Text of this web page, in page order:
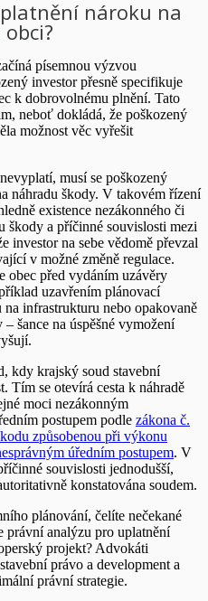
nároku na
písemnou výzvou
investor přesně specifikuje
k dobrovolnému plnění. Tato
neboť dokládá, že poškozený
možnost věc vyřešit
musí se poškozený
náhradu škody. V takovém řízení
existence nezákonného či
škody a příčinné souvislosti mezi
investor na sebe vědomě převzal
v možné změně regulace.
obec před vydáním uzávěry
uzavřením plánovací
infrastrukturu nebo opakovaně
šance na úspěšné vymožení
kdy krajský soud stavební
Tím se otevírá cesta k náhradě
moci nezákonným
postupem podle zákona č.
způsobenou při výkonu
úředním postupem. V
souvislosti jednodušší,
konstatována soudem.
plánování, čelíte nečekané
právní analýzu pro uplatnění
projekt? Advokáti
právo a development a
právní strategie.